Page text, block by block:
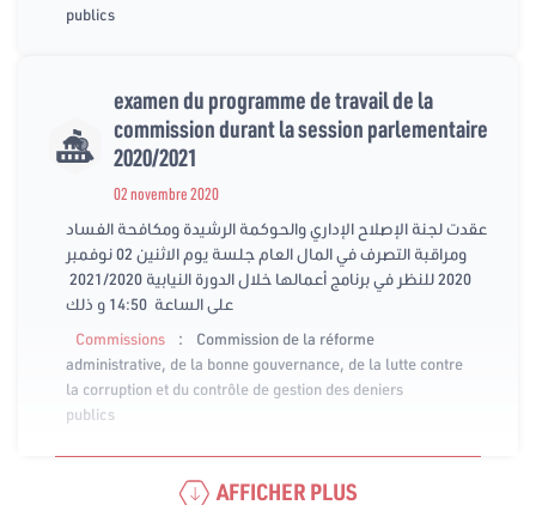
publics
examen du programme de travail de la
commission durant la session parlementaire
2020/2021
02 novembre 2020
عقدت لجنة الإصلاح الإداري والحوكمة الرشيدة ومكافحة الفساد
ومراقبة التصرف في المال العام جلسة يوم الاثنين 02 نوفمبر
على الساعة 14:50 و ذلك
Commissions
:
Commission de la réforme
administrative, de la bonne gouvernance, de la lutte contre
la corruption et du contrôle de gestion des deniers
publics
AFFICHER PLUS